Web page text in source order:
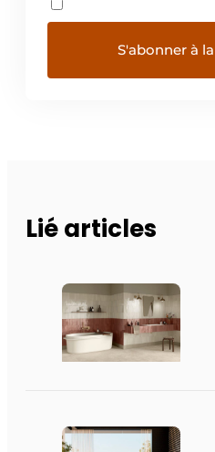
Lié articles